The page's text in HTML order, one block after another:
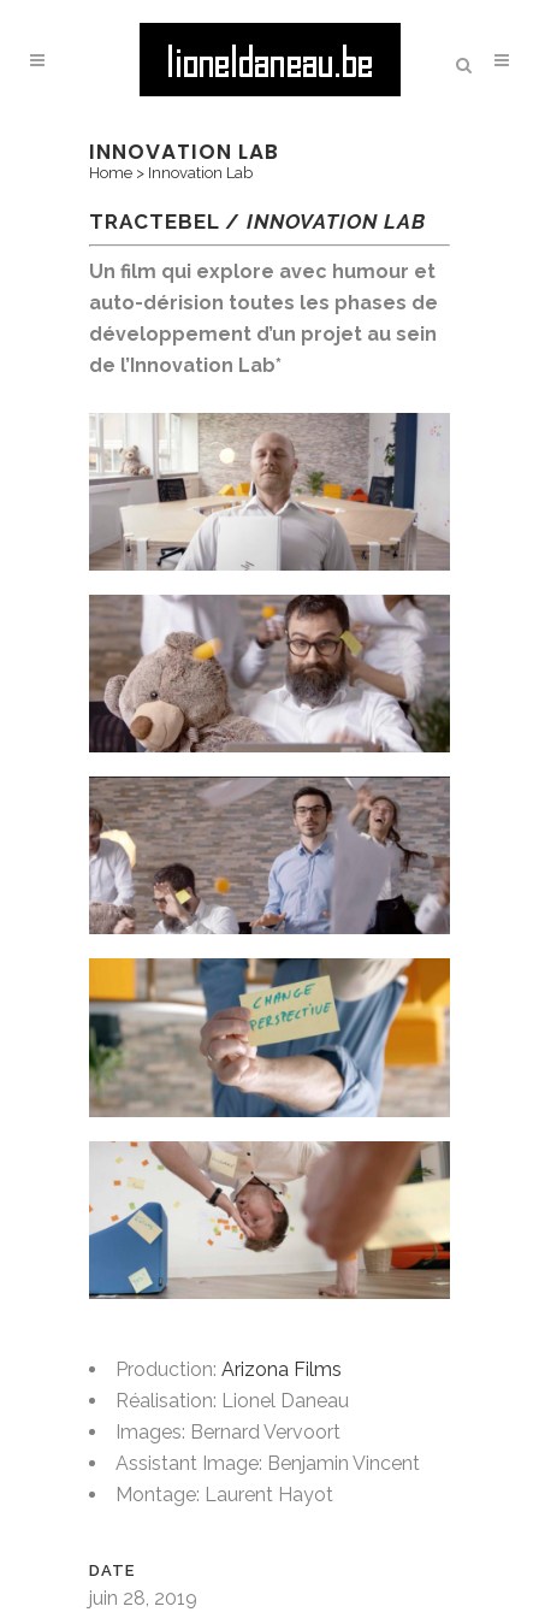
INNOVATION LAB
Home > Innovation Lab
TRACTEBEL / INNOVATION LAB
Un film qui explore avec humour et
auto-dérision toutes les phases de
développement d’un projet au sein
de l’Innovation Lab*
Production: Arizona Films
Réalisation: Lionel Daneau
Images: Bernard Vervoort
Assistant Image: Benjamin Vincent
Montage: Laurent Hayot
DATE
juin 28, 2019